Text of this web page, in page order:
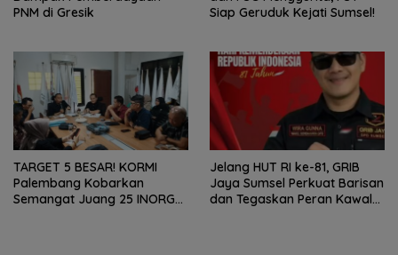
PNM di Gresik
Siap Geruduk Kejati Sumsel!
TARGET 5 BESAR! KORMI
Palembang Kobarkan
Semangat Juang 25 INORGA
Jelang HUT RI ke-81, GRIB
Jaya Sumsel Perkuat Barisan
dan Tegaskan Peran Kawal